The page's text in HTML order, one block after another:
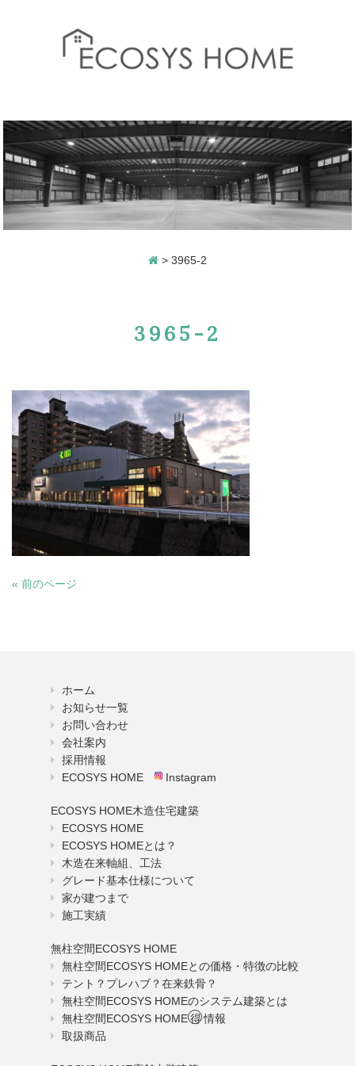
> 3965-2
3965-2
« 前のページ
ホーム
お知らせ一覧
お問い合わせ
会社案内
採用情報
ECOSYS HOME
Instagram
ECOSYS HOME木造住宅建築
ECOSYS HOME
ECOSYS HOMEとは？
木造在来軸組、工法
グレード基本仕様について
家が建つまで
施工実績
無柱空間ECOSYS HOME
無柱空間ECOSYS HOMEとの価格・特徴の比較
テント？プレハブ？在来鉄骨？
無柱空間ECOSYS HOMEのシステム建築とは
無柱空間ECOSYS HOME得情報
取扱商品